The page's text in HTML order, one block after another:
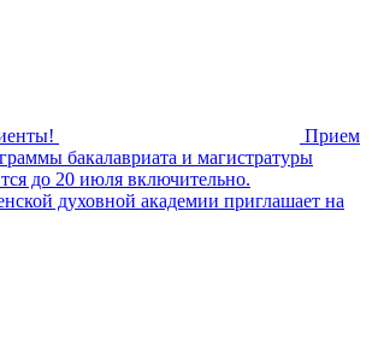
Прием
бакалавриата и магистратуры
до 20 июля включительно.
духовной академии приглашает на